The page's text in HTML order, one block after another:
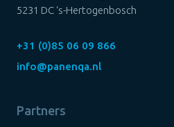
5231 DC ‘s-Hertogenbosch
+31 (0)85 06 09 866
info@panenqa.nl
Partners